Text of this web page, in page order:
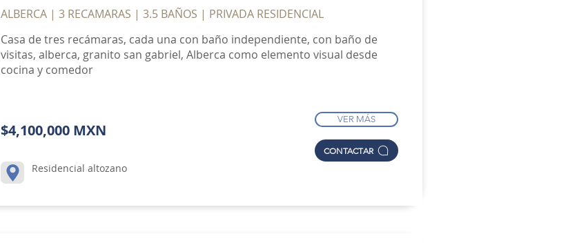
ALBERCA | 3 RECAMARAS | 3.5 BAÑOS | PRIVADA RESIDENCIAL
Casa de tres recámaras, cada una con baño independiente, con baño de
visitas, alberca, granito san gabriel, Alberca como elemento visual desde
cocina y comedor
$4,100,000 MXN
VER MÁS
CONTACTAR
Residencial altozano